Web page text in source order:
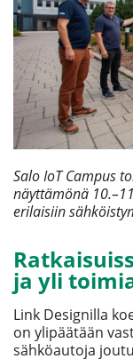
Salo IoT Campus
näyttämönä
erilaisiin
ja yli
Link Designilla
on ylipäätään
sähköautoja